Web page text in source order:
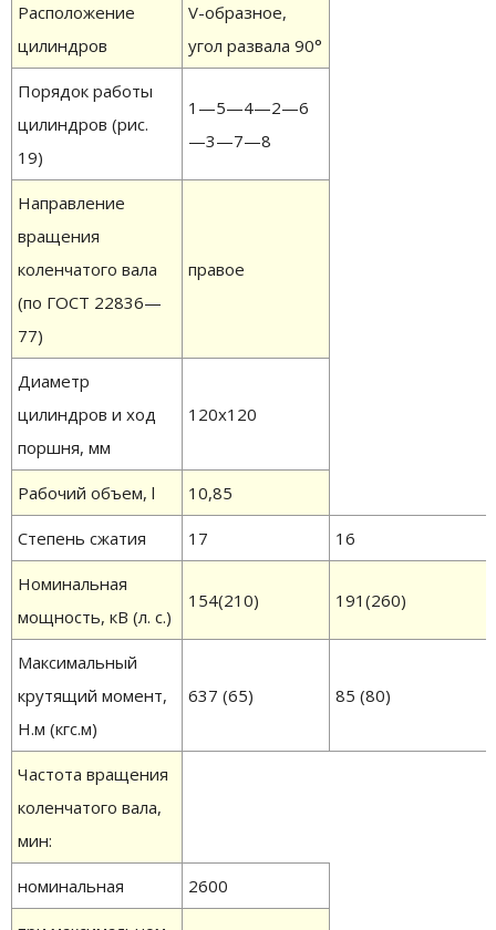
Расположение
цилиндров
V-образное,
угол развала 90°
Порядок работы
цилиндров (рис.
19)
1—5—4—2—6
—3—7—8
Направление
вращения
коленчатого вала
(по ГОСТ 22836—
77)
правое
Диаметр
цилиндров и ход
поршня, мм
120х120
Рабочий объем, l 10,85
Степень сжатия 17 16
Номинальная
мощность, кВ (л. с.)
154(210) 191(260)
Максимальный
крутящий момент,
Н.м (кгс.м)
637 (65) 85 (80)
Частота вращения
коленчатого вала,
мин:
номинальная 2600